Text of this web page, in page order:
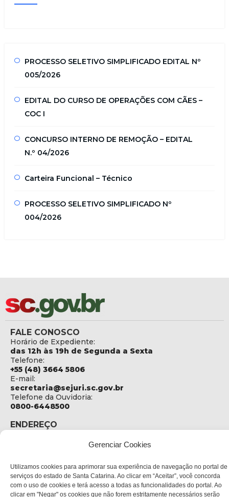
Gerenciar Cookies
Utilizamos cookies para aprimorar sua experiência de navegação no portal de
serviços do estado de Santa Catarina. Ao clicar em “Aceitar”, você concorda
com o uso de cookies e terá acesso a todas as funcionalidades do portal. Ao
clicar em "Negar" os cookies que não forem estritamente necessários serão
PROCESSO SELETIVO SIMPLIFICADO EDITAL Nº
005/2026
EDITAL DO CURSO DE OPERAÇÕES COM CÃES –
COC I
CONCURSO INTERNO DE REMOÇÃO – EDITAL
N.º 04/2026
Carteira Funcional – Técnico
PROCESSO SELETIVO SIMPLIFICADO Nº
004/2026
FALE CONOSCO
Horário de Expediente:
das 12h às 19h de Segunda a Sexta
Telefone:
+55 (48) 3664 5806
E-mail:
secretaria@sejuri.sc.gov.br
Telefone da Ouvidoria:
0800-6448500
ENDEREÇO
Rua Fúlvio Aducci, 1214 - Loja 06
Bairro:
Estreito - Florianópolis - SC
CEP: